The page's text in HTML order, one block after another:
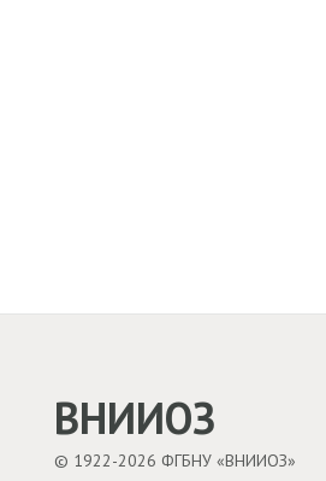
ВНИИОЗ
© 1922-2026 ФГБНУ «ВНИИОЗ»